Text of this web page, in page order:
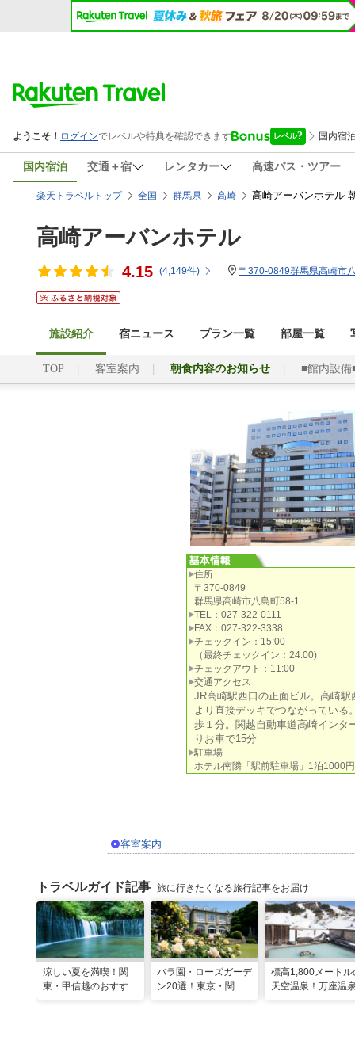
国内宿泊 交通＋宿 レンタカー 高速バス・ツアー
楽天トラベルトップ 全国 群馬県 高崎 高崎アーバンホテル
高崎アーバンホテル
4.15 (4,149件) 〒370-0849群馬県高崎市
施設紹介 宿ニュース プラン一覧 部屋一覧
TOP 客室案内 朝食内容のお知らせ ■館内設備
住所
〒370-0849
群馬県高崎市八島町58-1
TEL：027-322-0111
FAX：027-322-3338
チェックイン：15:00
（最終チェックイン：24:00)
チェックアウト：11:00
交通アクセス
JR高崎駅西口の正面ビル。高崎駅
より直接デッキでつながっている
歩１分。関越自動車道高崎インタ
りお車で15分
駐車場
ホテル南隣「駅前駐車場」1泊1000
客室案内
トラベルガイド記事 旅に行きたくなる旅行記事をお届け
涼しい夏を満喫！関
東・甲信越のおすすめ
バラ園・ローズガーデ
ン20選！東京・関東
標高1,800メートル
天空温泉！万座温